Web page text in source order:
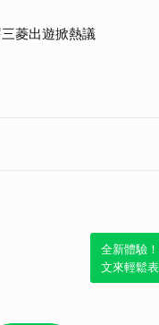
菱出遊掀熱議
全新體驗
文來輕鬆